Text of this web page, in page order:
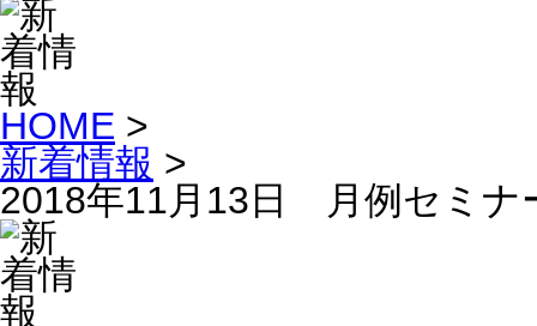
HOME >
新着情報 >
2018年11月13日 月例セミ